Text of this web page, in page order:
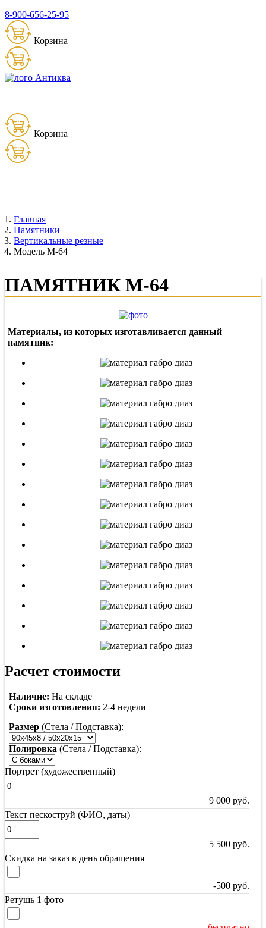
8-900-656-25-95
Корзина
Корзина
Главная
Памятники
Вертикальные резные
Модель М-64
ПАМЯТНИК М-64
Материалы, из которых изготавливается данный
памятник:
Расчет стоимости
Наличие: На складе
Сроки изготовления: 2-4 недели
Размер (Стела / Подставка):
Полировка (Стела / Подставка):
Портрет (художественный)
9 000 руб.
Текст пескоструй (ФИО, даты)
5 500 руб.
Скидка на заказ в день обращения
-500 руб.
Ретушь 1 фото